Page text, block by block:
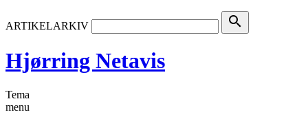
ARTIKELARKIV search
Hjørring Netavis
Tema
menu